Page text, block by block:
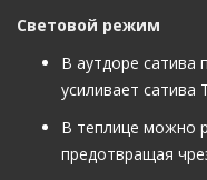
Световой режим
В аутдоре сатива
усиливает сатива
В теплице можно
предотвращая